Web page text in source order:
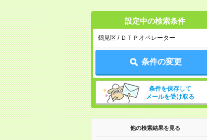
設定中の検索条件
鶴見区 / ＤＴＰオペレーター
条件の変更
条件を保存して
メールを受け取る
他の検索結果を見る